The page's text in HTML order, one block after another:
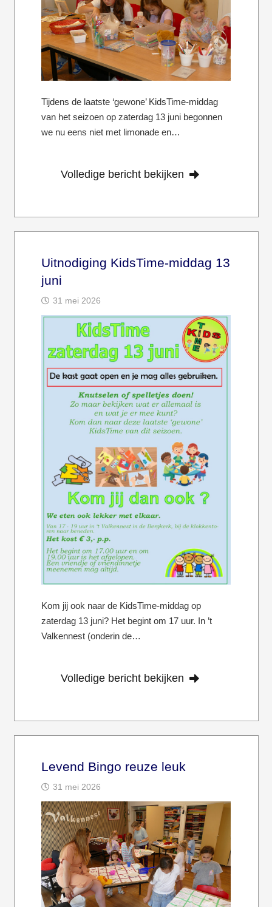
Tijdens de laatste ‘gewone’ KidsTime-middag
van het seizoen op zaterdag 13 juni begonnen
we nu eens niet met limonade en…
Volledige bericht bekijken
Uitnodiging KidsTime-middag 13
juni
31 mei 2026
Kom jij ook naar de KidsTime-middag op
zaterdag 13 juni? Het begint om 17 uur. In ’t
Valkennest (onderin de…
Volledige bericht bekijken
Levend Bingo reuze leuk
31 mei 2026